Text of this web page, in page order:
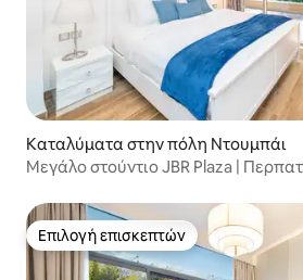
Καταλύματα στην πόλη Ντουμπάι
Μεγάλο στούντιο JBR Plaza |
Επιλογή επισκεπτών
Επιλογή επισκεπτών